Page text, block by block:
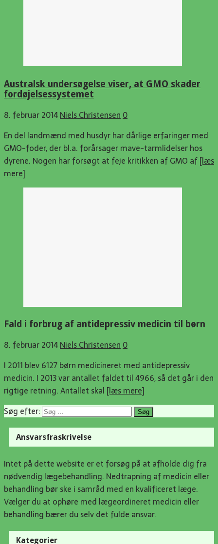
Australsk undersøgelse viser, at GMO skader
fordøjelsessystemet
8. februar 2014Niels Christensen 0
En del landmænd med husdyr har dårlige erfaringer med
GMO-foder, der bl.a. forårsager mave-tarmlidelser hos
dyrene. Nogen har forsøgt at feje kritikken af GMO af[læs
mere]
Fald i forbrug af antidepressiv medicin til børn
8. februar 2014Niels Christensen 0
I 2011 blev 6127 børn medicineret med antidepressiv
medicin. I 2013 var antallet faldet til 4966, så det går i den
rigtige retning. Antallet skal [læs mere]
Søg efter:
Ansvarsfraskrivelse
Intet på dette website er et forsøg på at afholde dig fra
nødvendig lægebehandling. Nedtrapning af medicin eller
behandling bør ske i samråd med en kvalificeret læge.
Vælger du at ophøre med lægeordineret medicin eller
behandling bærer du selv det fulde ansvar.
Kategorier